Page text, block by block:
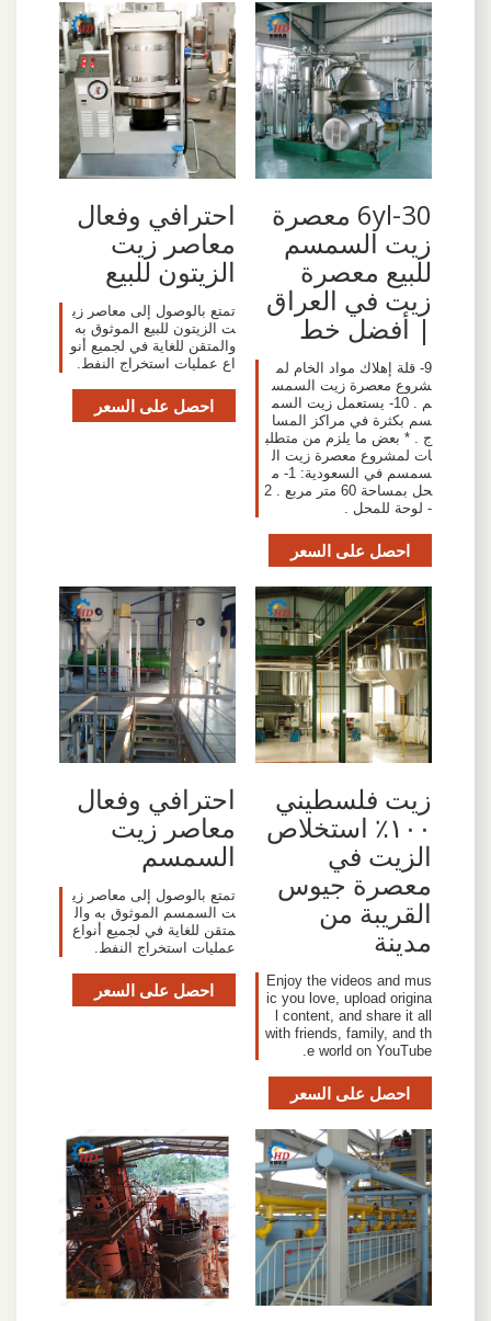
6yl-30 معصرة
زيت السمسم
للبيع معصرة
زيت في العراق
| أفضل خط
9- قلة إهلاك مواد الخام لم
شروع معصرة زيت السمس
م . 10- يستعمل زيت السم
سم بكثرة في مراكز المسا
ج . * بعض ما يلزم من متطلب
ات لمشروع معصرة زيت ال
سمسم في السعودية: 1- م
حل بمساحة 60 متر مربع . 2
- لوحة للمحل .
احصل على السعر
احترافي وفعال
معاصر زيت
الزيتون للبيع
تمتع بالوصول إلى معاصر زي
ت الزيتون للبيع الموثوق به
والمتقن للغاية في لجميع أنو
اع عمليات استخراج النفط.
احصل على السعر
زيت فلسطيني
١٠٠٪ استخلاص
الزيت في
معصرة جيوس
القريبة من
مدينة
Enjoy the videos and mus
ic you love, upload origina
l content, and share it all
with friends, family, and th
e world on YouTube.
احصل على السعر
احترافي وفعال
معاصر زيت
السمسم
تمتع بالوصول إلى معاصر زي
ت السمسم الموثوق به وال
متقن للغاية في لجميع أنواع
عمليات استخراج النفط.
احصل على السعر